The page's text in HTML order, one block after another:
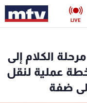
LIVE
الكلام إلى
عملية لنقل
ضفة